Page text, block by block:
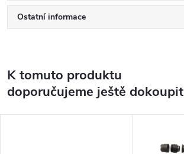
Ostatní informace
K tomuto produktu
doporučujeme ještě dokoupit